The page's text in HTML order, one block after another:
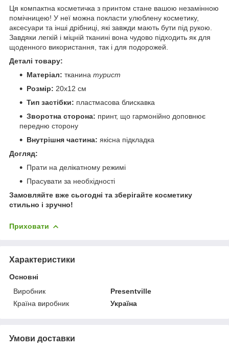
Ця компактна косметичка з принтом стане вашою незамінною
помічницею! У неї можна покласти улюблену косметику,
аксесуари та інші дрібниці, які завжди мають бути під рукою.
Завдяки легкій і міцній тканині вона чудово підходить як для
щоденного використання, так і для подорожей.
Деталі товару:
Матеріал: тканина турист
Розмір: 20х12 см
Тип застібки: пластмасова блискавка
Зворотна сторона: принт, що гармонійно доповнює
передню сторону
Внутрішня частина: якісна підкладка
Догляд:
Прати на делікатному режимі
Прасувати за необхідності
Замовляйте вже сьогодні та зберігайте косметику
стильно і зручно!
Приховати
Характеристики
Основні
Виробник
Presentville
Країна виробник
Україна
Умови доставки